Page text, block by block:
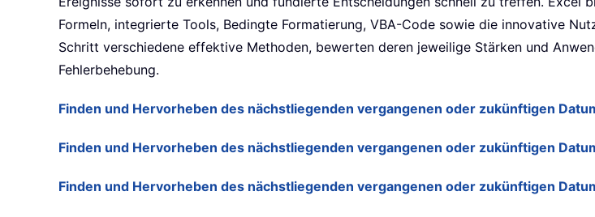
Formeln, integrierte Tools, Bedingte Formatierung, VBA-Code sowie die innovative
Schritt verschiedene effektive Methoden, bewerten deren jeweilige Stärken und
Fehlerbehebung.
Finden und Hervorheben des nächstliegenden vergangenen oder zukünftigen
Finden und Hervorheben des nächstliegenden vergangenen oder zukünftigen
Finden und Hervorheben des nächstliegenden vergangenen oder zukünftigen